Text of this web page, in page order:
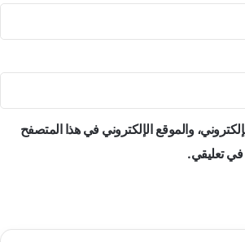
والموقع الإلكتروني في هذا المتصفح
في تعليقي.